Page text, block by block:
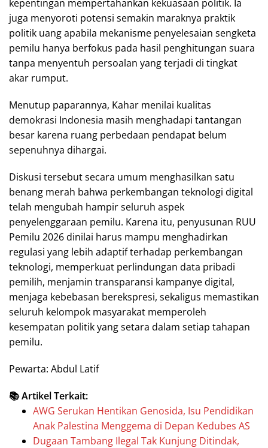
kepentingan mempertahankan kekuasaan politik. Ia
juga menyoroti potensi semakin maraknya praktik
politik uang apabila mekanisme penyelesaian sengketa
pemilu hanya berfokus pada hasil penghitungan suara
tanpa menyentuh persoalan yang terjadi di tingkat
akar rumput.
Menutup paparannya, Kahar menilai kualitas
demokrasi Indonesia masih menghadapi tantangan
besar karena ruang perbedaan pendapat belum
sepenuhnya dihargai.
Diskusi tersebut secara umum menghasilkan satu
benang merah bahwa perkembangan teknologi digital
telah mengubah hampir seluruh aspek
penyelenggaraan pemilu. Karena itu, penyusunan RUU
Pemilu 2026 dinilai harus mampu menghadirkan
regulasi yang lebih adaptif terhadap perkembangan
teknologi, memperkuat perlindungan data pribadi
pemilih, menjamin transparansi kampanye digital,
menjaga kebebasan berekspresi, sekaligus memastikan
seluruh kelompok masyarakat memperoleh
kesempatan politik yang setara dalam setiap tahapan
pemilu.
Pewarta: Abdul Latif
📚 Artikel Terkait:
AWG Serukan Hentikan Genosida, Isu Pendidikan
Anak Palestina Menggema di Depan Kedubes AS
Dugaan Tambang Ilegal Tak Kunjung Ditindak,